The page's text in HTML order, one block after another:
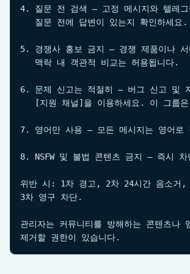
4. 질문 전 검색 — 고정 메시지와 텔레그
   질문 전에 답변이 있는지 확인하세요.
5. 경쟁사 홍보 금지 — 경쟁 제품이나
   맥락 내 객관적 비교는 허용됩니다.
6. 문제 신고는 적절히 — 버그 신고 및
[지원 채널]을 이용하세요. 이 그룹
7. 영어만 사용 — 모든 메시지는 영어로
8. NSFW 및 불법 콘텐츠 금지 — 즉시
위반 시: 1차 경고, 2차 24시간 음소거,
3차 영구 차단.
관리자는 커뮤니티를 방해하는 콘텐츠나
제거할 권한이 있습니다.